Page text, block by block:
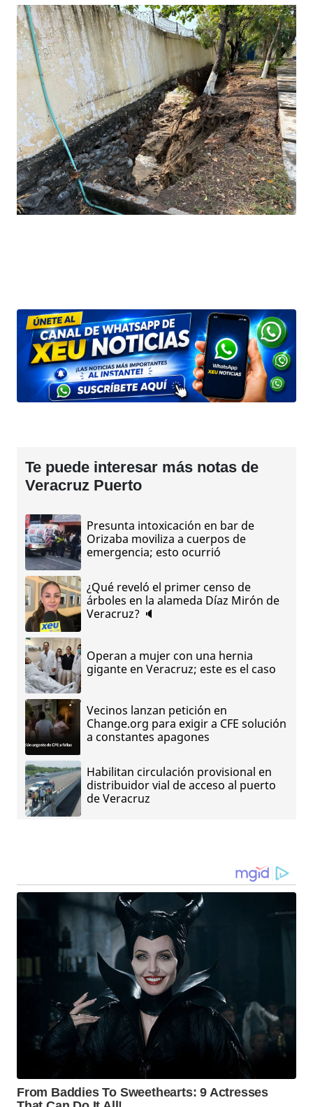
Te puede interesar más notas de
Veracruz Puerto
Presunta intoxicación en bar de
Orizaba moviliza a cuerpos de
emergencia; esto ocurrió
¿Qué reveló el primer censo de
árboles en la alameda Díaz Mirón de
Veracruz? 🔈
Operan a mujer con una hernia
gigante en Veracruz; este es el caso
Vecinos lanzan petición en
Change.org para exigir a CFE solución
a constantes apagones
Habilitan circulación provisional en
distribuidor vial de acceso al puerto
de Veracruz